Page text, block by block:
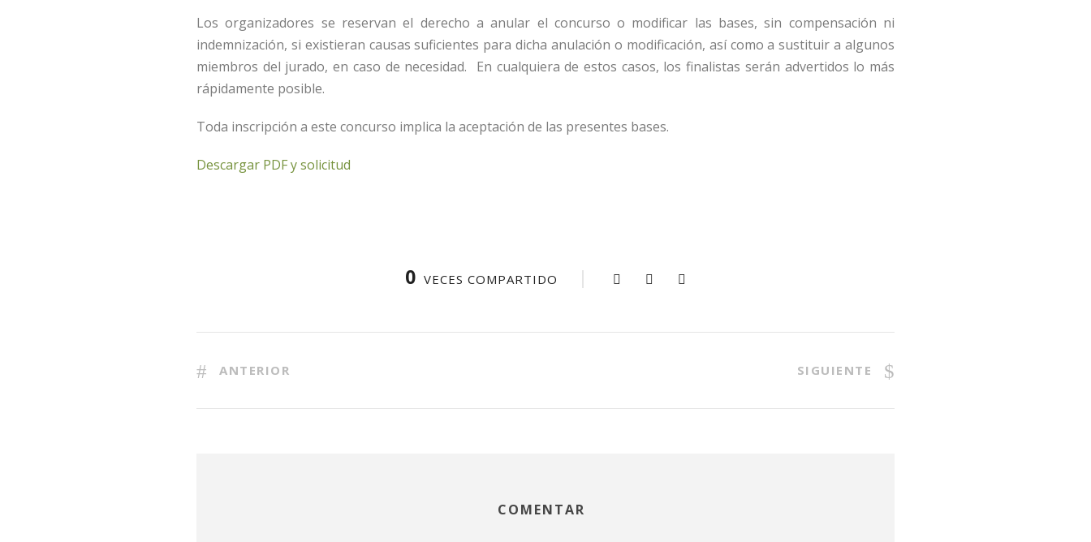
Los organizadores se reservan el derecho a anular el concurso o modificar las bases, sin compensación ni
indemnización, si existieran causas suficientes para dicha anulación o modificación, así como a sustituir a algunos
miembros del jurado, en caso de necesidad.
En cualquiera de estos casos, los finalistas serán advertidos lo más
rápidamente posible.
Toda inscripción a este concurso implica la aceptación de las presentes bases.
Descargar PDF y solicitud
0 VECES COMPARTIDO
ANTERIOR SIGUIENTE
COMENTAR